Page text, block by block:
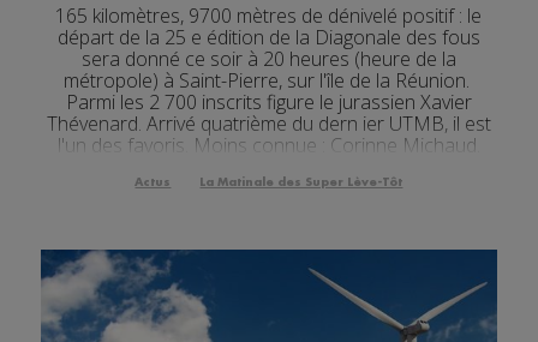
03.08.2026 Actualités Régionales 07h05 4'03"
31.07.2026 Actualités Régionales 13h02 2'02"
31.07.2026 Actualités Régionales 12h03 2'02"
31.07.2026 Actualités Régionales 09h03 2'56"
31.07.2026 Actualités Régionales 08h32 2'06"
165 kilomètres, 9700 mètres de dénivelé positif : le
départ de la 25 e édition de la Diagonale des fous
sera donné ce soir à 20 heures (heure de la
métropole) à Saint-Pierre, sur l'île de la Réunion.
Parmi les 2 700 inscrits figure le jurassien Xavier
Thévenard. Arrivé quatrième du dern ier UTMB, il est
l'un des favoris. Moins connue : Corinne Michaud.
Actus La Matinale des Super Lève-Tôt